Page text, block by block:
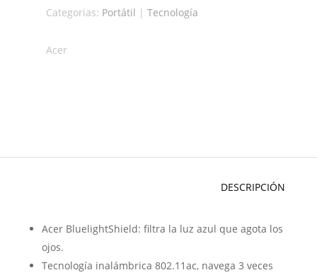
Categorias: Portátil | Tecnología
Acer
DESCRIPCIÓN
Acer BluelightShield: filtra la luz azul que agota los
ojos.
Tecnología inalámbrica 802.11ac, navega 3 veces